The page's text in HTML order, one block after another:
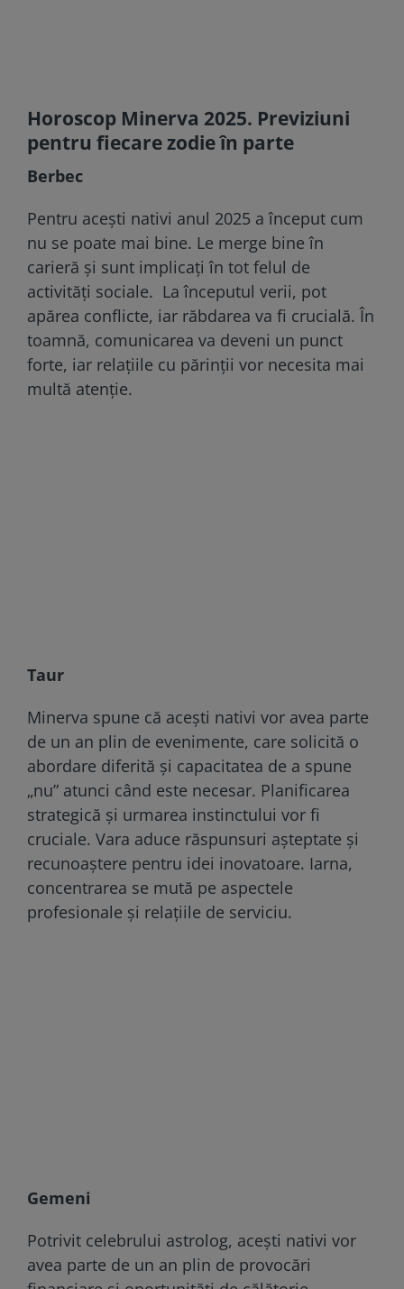
Horoscop Minerva 2025. Previziuni
pentru fiecare zodie în parte
Berbec
Pentru acești nativi anul 2025 a început cum
nu se poate mai bine. Le merge bine în
carieră și sunt implicați în tot felul de
activități sociale. La începutul verii, pot
apărea conflicte, iar răbdarea va fi crucială. În
toamnă, comunicarea va deveni un punct
forte, iar relațiile cu părinții vor necesita mai
multă atenție.
Taur
Minerva spune că acești nativi vor avea parte
de un an plin de evenimente, care solicită o
abordare diferită și capacitatea de a spune
„nu” atunci când este necesar. Planificarea
strategică și urmarea instinctului vor fi
cruciale. Vara aduce răspunsuri așteptate și
recunoaștere pentru idei inovatoare. Iarna,
concentrarea se mută pe aspectele
profesionale și relațiile de serviciu.
Gemeni
Potrivit celebrului astrolog, acești nativi vor
avea parte de un an plin de provocări